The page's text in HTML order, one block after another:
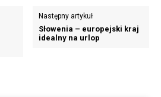
Następny artykuł
Słowenia – europejski kraj
idealny na urlop